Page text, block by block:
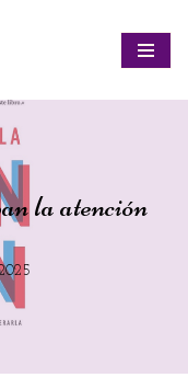
la atención